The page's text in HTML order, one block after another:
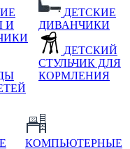
И
ДЕТСКИЕ
ДИВАНЧИКИ
ДЕТСКИЙ
СТУЛЬЧИК ДЛЯ
КОРМЛЕНИЯ
КОМПЬЮТЕРНЫЕ